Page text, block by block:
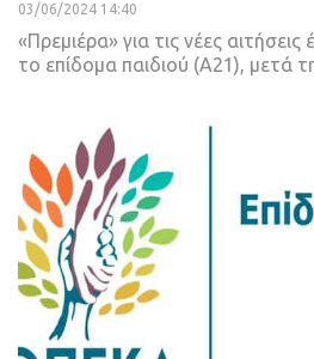
03/06/2024 14:40
«Πρεμιέρα» για τις νέες
το επίδομα παιδιού (Α21), μετά